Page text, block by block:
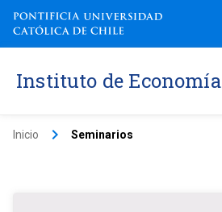
Instituto de Economía
Inicio keyboard_arrow_right Seminarios